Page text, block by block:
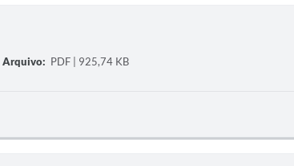
Arquivo: PDF | 925,74 KB